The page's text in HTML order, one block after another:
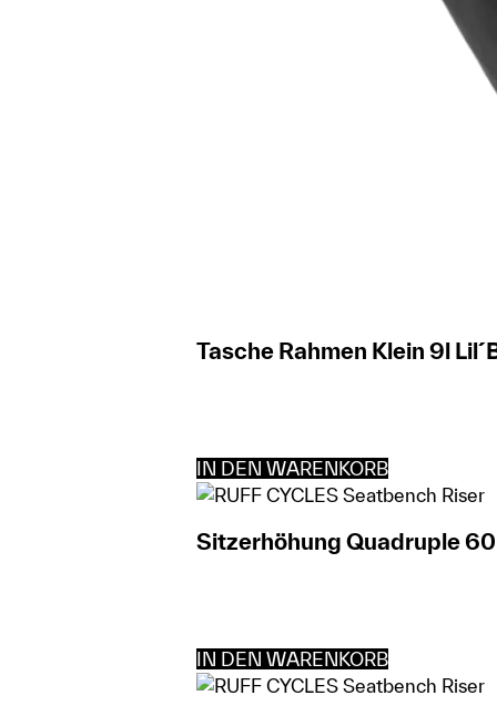
Tasche Rahmen Klein 9l
IN DEN WARENKORB
Sitzerhöhung Quadruple
IN DEN WARENKORB